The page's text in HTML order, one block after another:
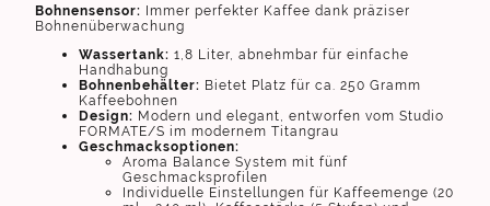
Bohnensensor: Immer perfekter Kaffee dank präziser
Bohnenüberwachung
Wassertank: 1,8 Liter, abnehmbar für einfache
Handhabung
Bohnenbehälter: Bietet Platz für ca. 250 Gramm
Kaffeebohnen
Design: Modern und elegant, entworfen vom Studio
FORMATE/S im modernem Titangrau
Geschmacksoptionen:
Aroma Balance System mit fünf
Geschmacksprofilen
Individuelle Einstellungen für Kaffeemenge (20